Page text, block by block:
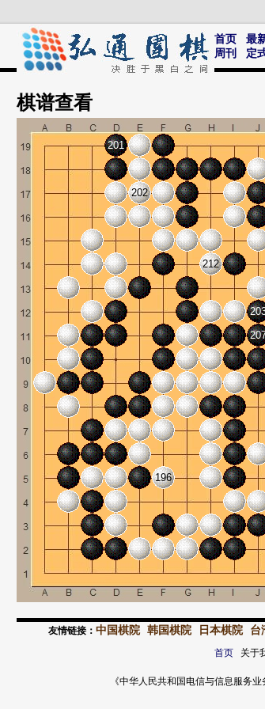
首页 最
周刊
定
棋谱查看
196
201
202
212
友情链接： 中国棋院 韩国棋院 日本棋院 台
首页关于
《中华人民共和国电信与信息服务